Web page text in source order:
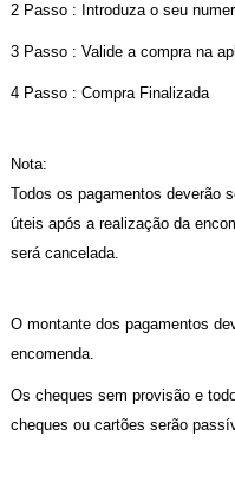
2 Passo : Introduza o seu
3 Passo : Valide a compra na
4 Passo : Compra Finalizada
Nota:
Todos os pagamentos deverão
úteis após a realização da
será cancelada.
O montante dos pagamentos
encomenda.
Os cheques sem provisão e
cheques ou cartões serão